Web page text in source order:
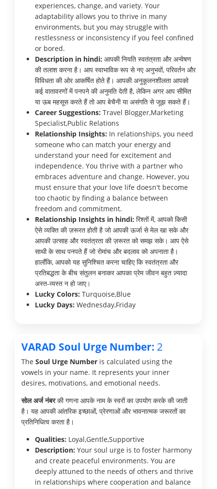
experiences, change, and variety. Your
adaptability allows you to thrive in many
environments, but you may struggle with
restlessness or inconsistency if you feel confined
or bored.
Description in hindi: आपकी नियति स्वतंत्रता और अन्वेषण
की तलाश करना है। आप स्वाभाविक रूप से नए अनुभवों, परिवर्तन और
विविधता की ओर आकर्षित होते हैं। आपकी अनुकूलनशीलता आपको
कई वातावरणों में पनपने की अनुमति देती है, लेकिन अगर आप सीमित
या ऊब महसूस करते हैं तो आप बेचैनी या असंगति से जूझ सकते हैं।
Career Suggestions: Travel Blogger,Marketing
Specialist,Public Relations
Relationship Insights: In relationships, you need
someone who can match your energy and
understand your need for excitement and
independence. You thrive with a partner who
embraces adventure and change. However, you
must ensure that your love life doesn't become
too chaotic by finding a balance between
freedom and commitment.
Relationship Insights in hindi: रिश्तों में, आपको किसी
ऐसे व्यक्ति की ज़रूरत होती है जो आपकी ऊर्जा से मेल खा सके और
आपकी उत्साह और स्वतंत्रता की ज़रूरत को समझ सके। आप ऐसे
साथी के साथ पनपते हैं जो रोमांच और बदलाव को अपनाता है।
हालाँकि, आपको यह सुनिश्चित करना चाहिए कि स्वतंत्रता और
प्रतिबद्धता के बीच संतुलन बनाकर आपका प्रेम जीवन बहुत ज़्यादा
अस्त-व्यस्त न हो जाए।
Lucky Colors: Turquoise,Blue
Lucky Days: Wednesday,Friday
VARAD Soul Urge Number: 2
The Soul Urge Number is calculated using the
vowels in your name. It represents your inner
desires, motivations, and emotional needs.
सोल अर्ज नंबरकी गणना आपके नाम के स्वरों का उपयोग करके की जाती
है। यह आपकी आंतरिक इच्छाओं, प्रेरणाओं और भावनात्मक जरूरतों का
प्रतिनिधित्व करता है।
Qualities: Loyal,Gentle,Supportive
Description: Your soul urge is to foster harmony
and create peaceful environments. You are
deeply attuned to the needs of others and thrive
in relationships where cooperation and balance